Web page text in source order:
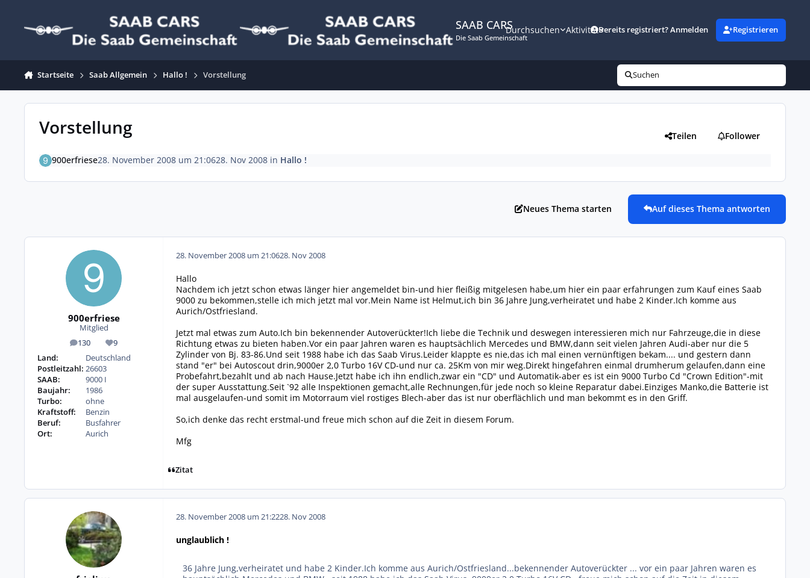
SAAB CARS
Die Saab Gemeinschaft
Durchsuchen AktivitätBereits registriert? Anmelden Registrieren
Startseite Saab Allgemein Hallo ! Vorstellung Suchen
Vorstellung Teilen Follower
900erfriese28. November 2008 um 21:0628. Nov 2008in Hallo !
Neues Thema starten Auf dieses Thema antworten
900erfriese
Mitglied
130
Beiträge 9
Reputation
Land:
Deutschland
Postleitzahl: 26603
SAAB:
9000 I
Baujahr:
1986
Turbo:
ohne
Kraftstoff:
Benzin
Beruf:
Busfahrer
Ort:
Aurich
28. November 2008 um 21:0628. Nov 2008
Hallo
Nachdem ich jetzt schon etwas länger hier angemeldet bin-und hier fleißig mitgelesen habe,um hier ein paar erfahrungen zum Kauf eines Saab
9000 zu bekommen,stelle ich mich jetzt mal vor.Mein Name ist Helmut,ich bin 36 Jahre Jung,verheiratet und habe 2 Kinder.Ich komme aus
Aurich/Ostfriesland.
Jetzt mal etwas zum Auto.Ich bin bekennender Autoverückter!Ich liebe die Technik und deswegen interessieren mich nur Fahrzeuge,die in diese
Richtung etwas zu bieten haben.Vor ein paar Jahren waren es hauptsächlich Mercedes und BMW,dann seit vielen Jahren Audi-aber nur die 5
Zylinder von Bj. 83-86.Und seit 1988 habe ich das Saab Virus.Leider klappte es nie,das ich mal einen vernünftigen bekam.... und gestern dann
stand "er" bei Autoscout drin,9000er 2,0 Turbo 16V CD-und nur ca. 25Km von mir weg.Direkt hingefahren einmal drumherum gelaufen,dann eine
Probefahrt,bezahlt und ab nach Hause.Jetzt habe ich ihn endlich,zwar ein "CD" und Automatik-aber es ist ein 9000 Turbo Cd "Crown Edition"-mit
der super Ausstattung.Seit `92 alle Inspektionen gemacht,alle Rechnungen,für jede noch so kleine Reparatur dabei.Einziges Manko,die Batterie ist
mal ausgelaufen-und somit im Motorraum viel rostiges Blech-aber das ist nur oberflächlich und man bekommt es in den Griff.
So,ich denke das recht erstmal-und freue mich schon auf die Zeit in diesem Forum.
Mfg
Zitat
28. November 2008 um 21:2228. Nov 2008
unglaublich !
36 Jahre Jung,verheiratet und habe 2 Kinder.Ich komme aus Aurich/Ostfriesland...bekennender Autoverückter ... vor ein paar Jahren waren es